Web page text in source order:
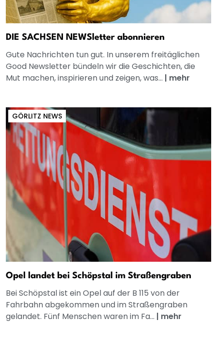
DIE SACHSEN NEWSletter abonnieren
Gute Nachrichten tun gut. In unserem freitäglichen
Good Newsletter bündeln wir die Geschichten, die
Mut machen, inspirieren und zeigen, was... | mehr
GÖRLITZ NEWS
Opel landet bei Schöpstal im Straßengraben
Bei Schöpstal ist ein Opel auf der B 115 von der
Fahrbahn abgekommen und im Straßengraben
gelandet. Fünf Menschen waren im Fa... | mehr